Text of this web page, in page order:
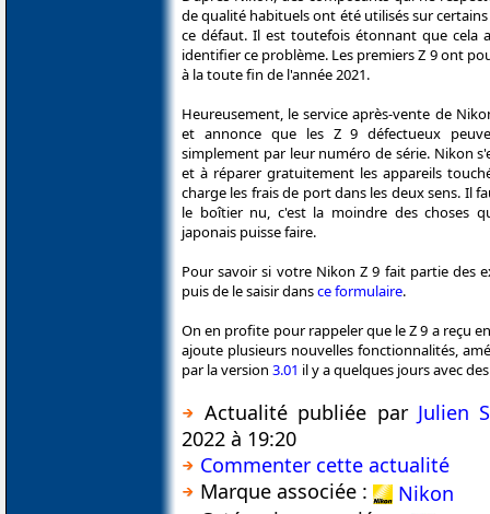
de qualité habituels ont été utilisés sur
ce défaut. Il est toutefois étonnant que cela
identifier ce problème. Les premiers Z 9 ont
à la toute fin de l'année 2021.
Heureusement, le service après-vente de
et annonce que les Z 9 défectueux
simplement par leur numéro de série. Nikon
et à réparer gratuitement les appareils
charge les frais de port dans les deux sens. Il
le boîtier nu, c'est la moindre des choses
japonais puisse faire.
Pour savoir si votre Nikon Z 9 fait partie des
puis de le saisir dansce formulaire.
On en profite pour rappeler que le Z 9 a reçu
ajoute plusieurs nouvelles fonctionnalités,
par la version 3.01 il y a quelques jours avec
Actualité publiée par Julien
2022 à 19:20
Commenter cette actualité
Marque associée :
Nikon